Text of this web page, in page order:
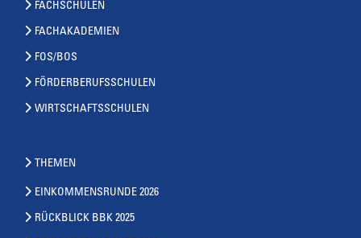
FACHSCHULEN
FACHAKADEMIEN
FOS/BOS
FÖRDERBERUFSSCHULEN
WIRTSCHAFTSSCHULEN
THEMEN
EINKOMMENSRUNDE 2026
RÜCKBLICK BBK 2025